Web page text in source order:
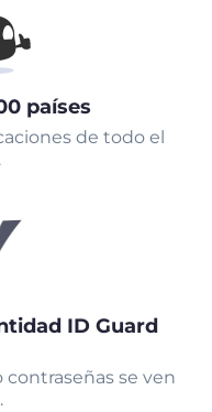
países
de todo el
ID Guard
contraseñas se ven